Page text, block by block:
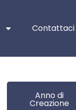
Contattaci
Anno di
Creazione